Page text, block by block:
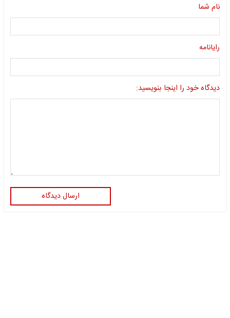
نام شما
رایانامه
دیدگاه خود را اینجا بنویسید:
ارسال دیدگاه